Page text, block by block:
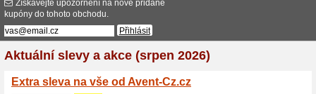
Obchody
Hlavní strana>A